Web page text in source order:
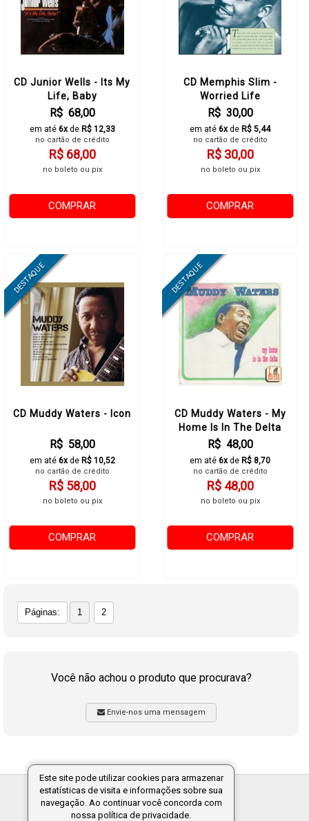
CD Junior Wells - Its My
Life, Baby
R$ 68,00
em até 6xde R$ 12,33
no cartão de crédito
R$ 68,00
no boleto ou pix
COMPRAR
CD Memphis Slim -
Worried Life
R$ 30,00
em até 6xde R$ 5,44
no cartão de crédito
R$ 30,00
no boleto ou pix
COMPRAR
CD Muddy Waters - Icon
R$ 58,00
em até 6xde R$ 10,52
no cartão de crédito
R$ 58,00
no boleto ou pix
COMPRAR
CD Muddy Waters - My
Home Is In The Delta
R$ 48,00
em até 6xde R$ 8,70
no cartão de crédito
R$ 48,00
no boleto ou pix
COMPRAR
Páginas: 1 2
Você não achou o produto que procurava?
Envie-nos uma mensagem
Tecnologia:
Este site pode utilizar cookies para armazenar
estatísticas de visita e informações sobre sua
navegação. Ao continuar você concorda com
nossa política de privacidade.